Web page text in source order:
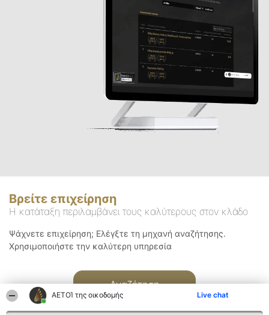
ΑΕΤΟΊ της οικοδομής Live chat
Βρείτε επιχείρηση
Η κατάταξη περιλαμβάνει τους καλύτερους στον κλάδο
Ψάχνετε επιχείρηση; Ελέγξτε τη μηχανή αναζήτησης.
Χρησιμοποιήστε την καλύτερη υπηρεσία
Αναζήτηση